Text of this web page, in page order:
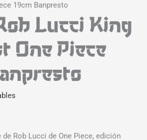
19cm Banpresto
Lucci King
One Piece
Rob Lucci de One Piece, edición